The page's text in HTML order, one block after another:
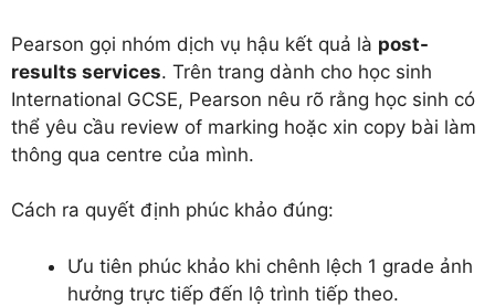
Pearson gọi nhóm dịch vụ hậu kết quả là post-
results services. Trên trang dành cho học sinh
International GCSE, Pearson nêu rõ rằng học sinh có
thể yêu cầu review of marking hoặc xin copy bài làm
thông qua centre của mình.
Cách ra quyết định phúc khảo đúng:
Ưu tiên phúc khảo khi chênh lệch 1 grade ảnh
hưởng trực tiếp đến lộ trình tiếp theo.